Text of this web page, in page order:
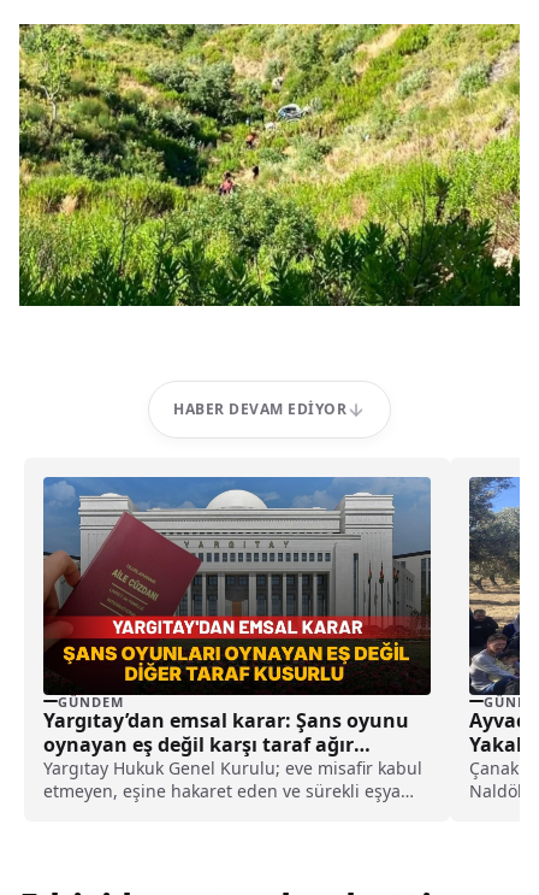
HABER DEVAM EDIYOR
GÜNDEM
Yargıtay’dan emsal karar: Şans oyunu
oynayan eş değil karşı taraf ağır
kusurlu sayıldı
Yargıtay Hukuk Genel Kurulu; eve misafir kabul
etmeyen, eşine hakaret eden ve sürekli eşya